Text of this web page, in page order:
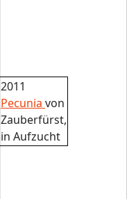
2011
Pecunia von
Zauberfürst,
in Aufzucht